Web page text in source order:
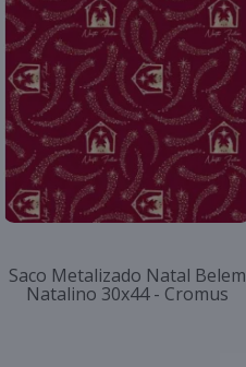
Saco Metalizado Natal Belem
Natalino 30x44 - Cromus